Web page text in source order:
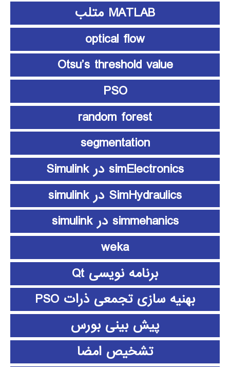
MATLAB متلب
optical flow
Otsu’s threshold value
PSO
random forest
segmentation
simElectronics در Simulink
SimHydraulics در simulink
simmehanics در simulink
weka
برنامه نویسی Qt
بهنیه سازی تجمعی ذرات PSO
پیش بینی بورس
تشخیص امضا